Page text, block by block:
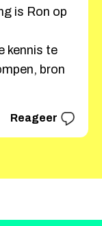
is Ron op
kennis te
bron
Reageer